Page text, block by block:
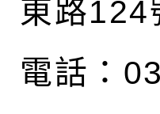
東路124
電話：